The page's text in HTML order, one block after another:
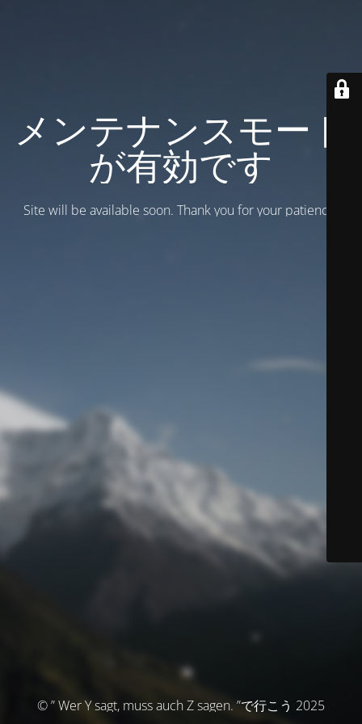
メンテナンスモード
が有効です
Site will be available soon. Thank you for your patience!
© ” Wer Y sagt, muss auch Z sagen. ”で行こう 2025